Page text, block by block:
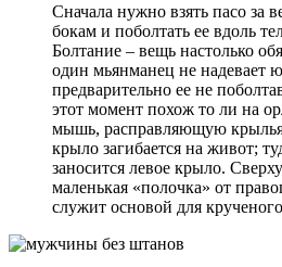
Сначала нужно взять пасо за
бокам и поболтать ее вдоль
Болтание – вещь настолько
один мьянманец не надевает
предварительно ее не
этот момент похож то ли на
мышь, расправляющую
крыло загибается на живот;
заносится левое крыло.
маленькая «полочка» от
служит основой для